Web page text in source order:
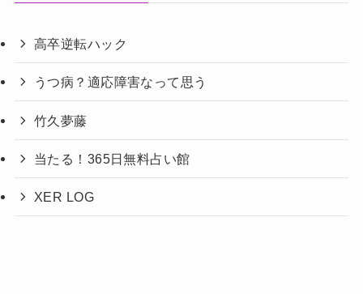
高卒逆転ハック
うつ病？適応障害なって思う
竹久夢藤
当たる！365日無料占い館
XER LOG